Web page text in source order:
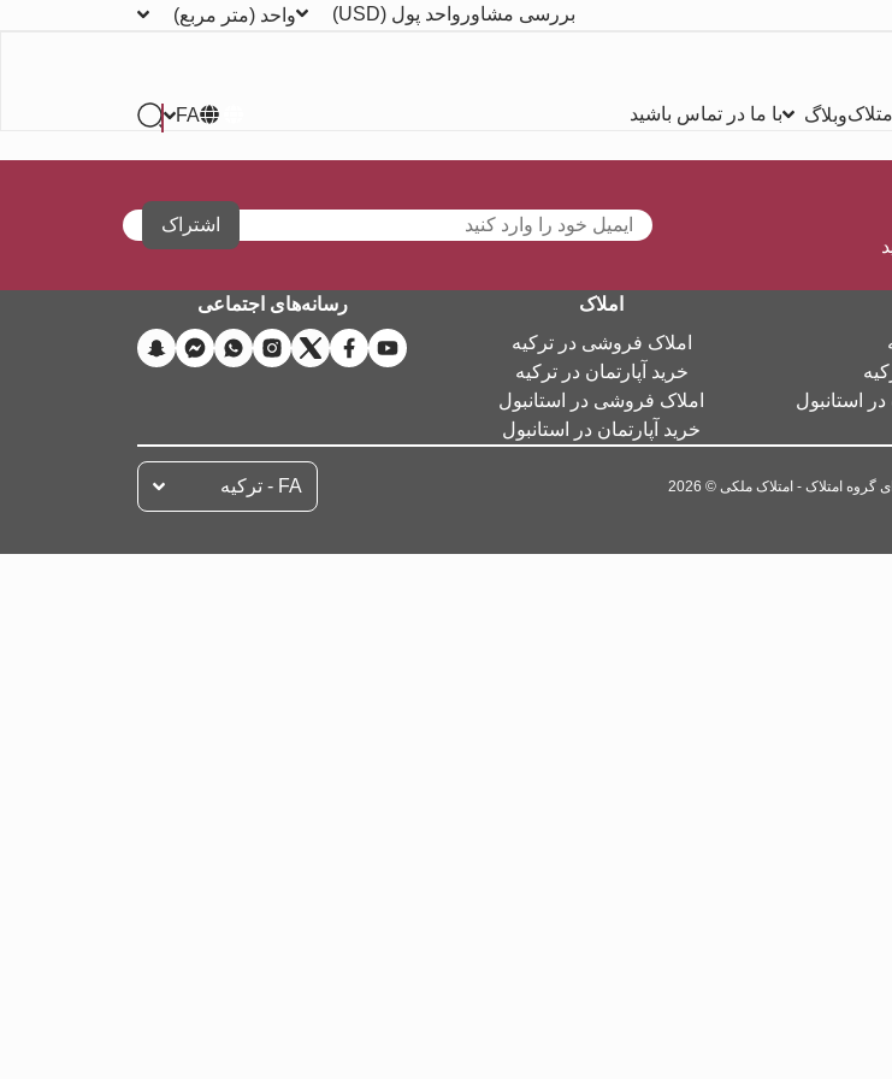
بررسی مشاور واحد پول (USD) واحد (متر مربع)
وبلاگ با ما در تماس باشید FA
اشتراک
استانبول
املاک
املاک فروشی در ترکیه
خرید آپارتمان در ترکیه
املاک فروشی در استانبول
خرید آپارتمان در استانبول
رسانه‌های اجتماعی
امتلاک - امتلاک ملکی © 2026 FA - تركيه